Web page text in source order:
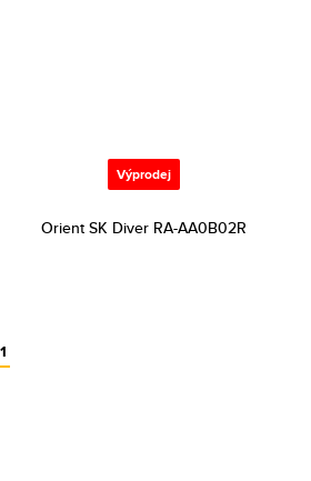
Výprodej
Orient SK Diver RA-AA0B02R
1